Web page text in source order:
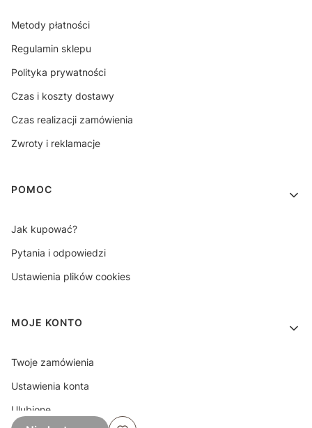
Metody płatności
Regulamin sklepu
Polityka prywatności
Czas i koszty dostawy
Czas realizacji zamówienia
Zwroty i reklamacje
POMOC
Jak kupować?
Pytania i odpowiedzi
Ustawienia plików cookies
MOJE KONTO
Twoje zamówienia
Ustawienia konta
Ulubione